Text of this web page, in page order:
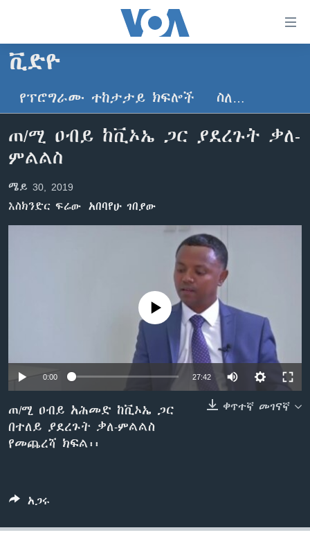
ማገናኛዎች
ዋናው
ይዘት
ወደ
ዋናው
እለፍ
ወደ
ዋናው
ዜና
ኢትዮጵያ
ኑሮ በጤንነት
ከምሽቱ ሦስት ሰዓት የአማርኛ ዜና
ክምችት
ቋንቋዎች
ቪድዮ
የፕሮግራሙ ተከታታይ ክፍሎች ስለ…
ጠ/ሚ ዐብይ ከቪኦኤ ጋር ያደረጉት ቃለ-
ምልልስ
ሜይ 30, 2019
እስክንድር ፍሬው
አበባየሁ ገበያው
No media source currently available
0:00 27:42
ቀጥተኛ መገናኛ
ጠ/ሚ ዐብይ አሕመድ ከቪኦኤ ጋር
በተለይ ያደረጉት ቃለ-ምልልስ
የመጨረሻ ክፍል፡፡
አጋሩ